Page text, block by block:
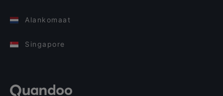
Alankomaat
Singapore